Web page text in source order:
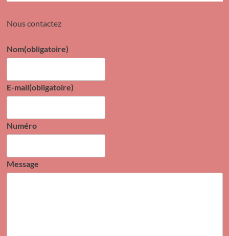
Nous contactez
Nom(obligatoire)
E-mail(obligatoire)
Numéro
Message